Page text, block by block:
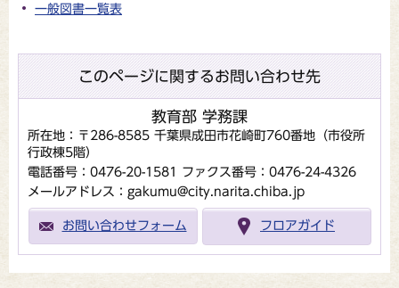
一般図書一覧表
このページに関するお問い合わせ先
教育部 学務課
所在地：〒286-8585 千葉県成田市花崎町760番地（市役所
行政棟5階）
電話番号：0476-20-1581
ファクス番号：0476-24-4326
メールアドレス：gakumu@city.narita.chiba.jp
お問い合わせフォーム フロアガイド